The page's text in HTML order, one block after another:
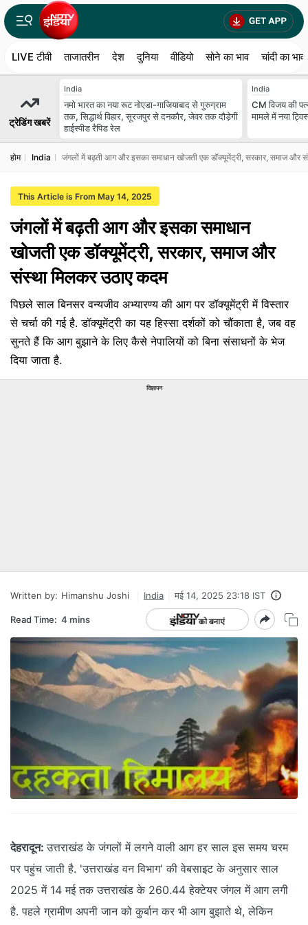
LIVE टीवी ताजातरीन देश दुनिया वीडियो सोने का भाव चांदी का भाव
ट्रेडिंग खबरें
India
नमो भारत का नया रूट नोएडा-गाजियाबाद से गुरुग्राम
तक, सिद्धार्थ विहार, सूरजपुर से दनकौर, जेवर तक दौड़ेगी
हाईस्पीड रैपिड रेल
India
CM विजय की
मामले में नया
होम India जंगलों में बढ़ती आग और इसका समाधान खोजती एक डॉक्यूमेंट्री, सरकार, समाज और
This Article is From May 14, 2025
जंगलों में बढ़ती आग और इसका समाधान
खोजती एक डॉक्यूमेंट्री, सरकार, समाज और
संस्था मिलकर उठाए कदम
पिछले साल बिनसर वन्यजीव अभ्यारण्य की आग पर डॉक्यूमेंट्री में विस्तार
से चर्चा की गई है. डॉक्यूमेंट्री का यह हिस्सा दर्शकों को चौंकाता है, जब वह
सुनते हैं कि आग बुझाने के लिए कैसे नेपालियों को बिना संसाधनों के भेज
दिया जाता है.
विज्ञापन
Written by: Himanshu Joshi India मई 14, 2025 23:18 IST
Read Time: 4 mins
देहरादून: उत्तराखंड के जंगलों में लगने वाली आग हर साल इस समय चरम
पर पहुंच जाती है. 'उत्तराखंड वन विभाग' की वेबसाइट के अनुसार साल
2025 में 14 मई तक उत्तराखंड के 260.44 हेक्टेयर जंगल में आग लगी
है. पहले ग्रामीण अपनी जान को कुर्बान कर भी आग बुझाते थे, लेकिन